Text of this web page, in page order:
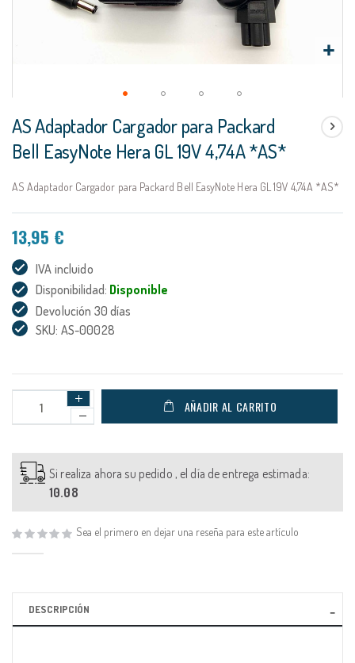
al
de
galería
AS Adaptador Cargador para Packard
Bell EasyNote Hera GL 19V 4,74A *AS*
AS Adaptador Cargador para Packard Bell EasyNote Hera GL 19V 4,74A *AS*
13,95 €
IVA incluido
Disponibilidad: Disponible
Devolución 30 días
SKU: AS-00028
AÑADIR AL CARRITO
Si realiza ahora su pedido , el día de entrega estimada:
10.08
Sea el primero en dejar una reseña para este artículo
DESCRIPCIÓN